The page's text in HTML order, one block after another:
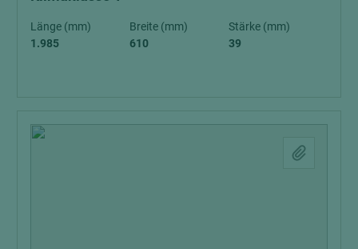
Länge (mm)
1.985
Breite (mm)
610
Stärke (mm)
39